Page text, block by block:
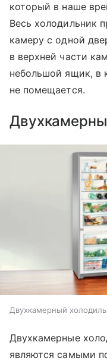
который в наше
Весь холодильник
камеру с одной
в верхней части
небольшой ящик, в
не помещается.
Двухкамерный
Двухкамерные
являются самыми